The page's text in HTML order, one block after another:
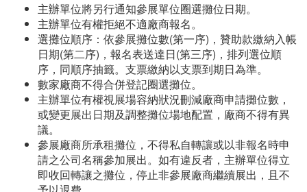
主辦單位將另行通知參展單位圈選攤位日期。
主辦單位有權拒絕不適廠商報名。
選攤位順序：依參展攤位數(第一序)，贊助款繳納入帳
日期(第二序)，報名表送達日(第三序)，排列選位順
序，同順序抽籤。支票繳納以支票到期日為準。
數家廠商不得合併登記圈選攤位。
主辦單位有權視展場容納狀況刪減廠商申請攤位數，
或變更展出日期及調整攤位場地配置，廠商不得有異
議。
參展廠商所承租攤位，不得私自轉讓或以非報名時申
請之公司名稱參加展出。如有違反者，主辦單位得立
即收回轉讓之攤位，停止非參展廠商繼續展出，且不